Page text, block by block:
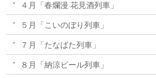
４月「春爛漫 花見酒列車」
５月「こいのぼり列車」
７月「たなばた列車」
８月「納涼ビール列車」